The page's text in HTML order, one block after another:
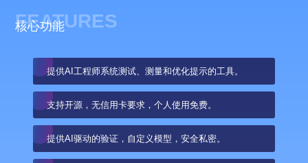
FEATURES
核心功能
提供AI工程师系统测试、测量和优化提示的工具。
支持开源，无信用卡要求，个人使用免费。
提供AI驱动的验证，自定义模型，安全私密。